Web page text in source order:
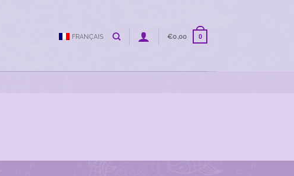
FRANÇAIS €0,00 0